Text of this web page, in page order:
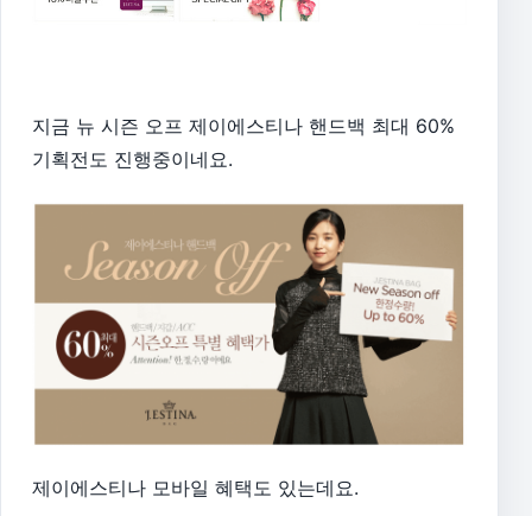
지금 뉴 시즌 오프 제이에스티나 핸드백 최대 60%
기획전도 진행중이네요.
제이에스티나 모바일 혜택도 있는데요.